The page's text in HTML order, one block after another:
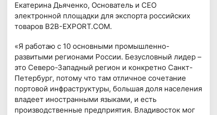
Екатерина Дьяченко, Основатель и СЕО
электронной площадки для экспорта российских
товаров B2B-EXPORT.COM.
«Я работаю с 10 основными промышленно-
развитыми регионами России. Безусловный лидер –
это Северо-Западный регион и конкретно Санкт-
Петербург, потому что там отличное сочетание
портовой инфраструктуры, большая доля населения
владеет иностранными языками, и есть
производственные предприятия. Владивосток мог